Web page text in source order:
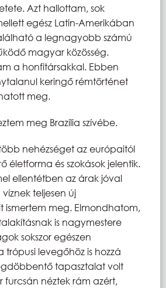
Azt hallottam, sok
egész Latin-Amerikában
a legnagyobb számú
magyar közösség.
a honfitársakkal. Ebben
keringő rémtörténet
meg.
meg Brazília szívébe.
nehézséget az európaitól
életforma és szokások jelentik.
ellentétben az árak jóval
teljesen új
ismertem meg. Elmondhatom,
is nagymestere
sokszor egészen
trópusi levegőhöz is hozzá
tapasztalat volt
furcsán néztek rám azért,